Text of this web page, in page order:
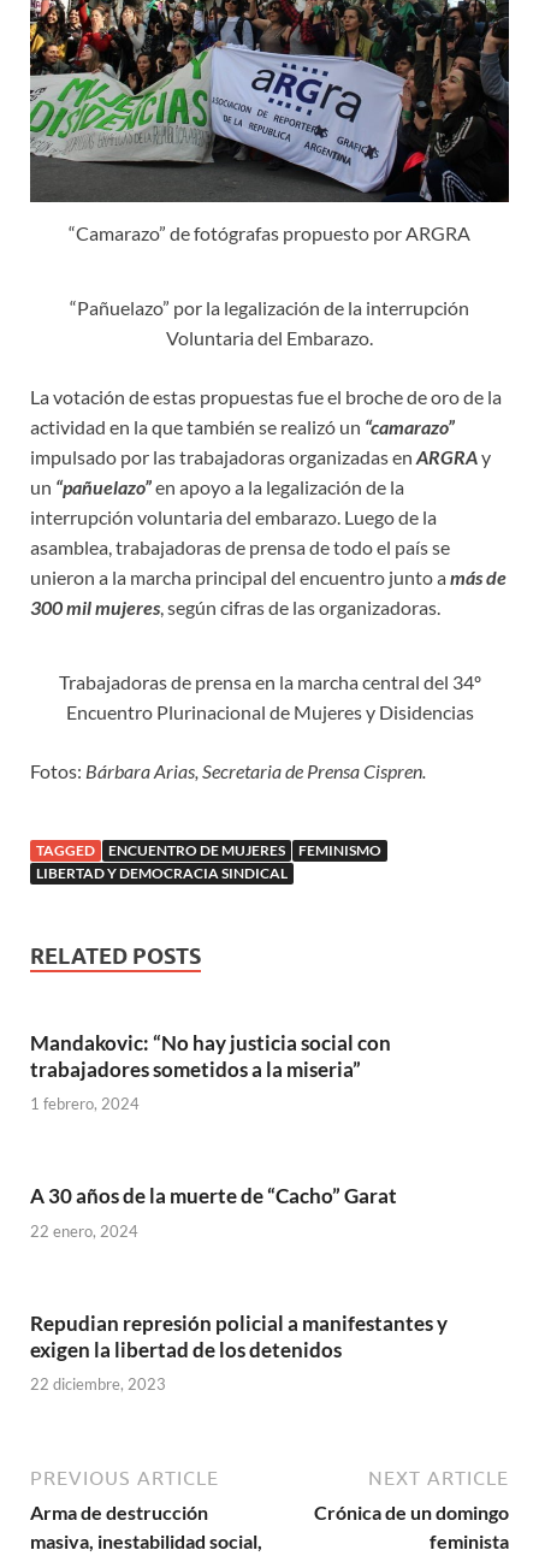
“Camarazo” de fotógrafas propuesto por ARGRA
“Pañuelazo” por la legalización de la interrupción
Voluntaria del Embarazo.
La votación de estas propuestas fue el broche de oro de la
actividad en la que también se realizó un “camarazo”
impulsado por las trabajadoras organizadas en ARGRAy
un “pañuelazo”en apoyo a la legalización de la
interrupción voluntaria del embarazo. Luego de la
asamblea, trabajadoras de prensa de todo el país se
unieron a la marcha principal del encuentro junto amás de
300 mil mujeres , según cifras de las organizadoras.
Trabajadoras de prensa en la marcha central del 34º
Encuentro Plurinacional de Mujeres y Disidencias
Fotos: Bárbara Arias, Secretaria de Prensa Cispren.
TAGGED ENCUENTRO DE MUJERES
FEMINISMO
LIBERTAD Y DEMOCRACIA SINDICAL
RELATED POSTS
Mandakovic: “No hay justicia social con
trabajadores sometidos a la miseria”
1 febrero, 2024
A 30 años de la muerte de “Cacho” Garat
22 enero, 2024
Repudian represión policial a manifestantes y
exigen la libertad de los detenidos
22 diciembre, 2023
PREVIOUS ARTICLE
Arma de destrucción
masiva, inestabilidad social,
NEXT ARTICLE
Crónica de un domingo
feminista